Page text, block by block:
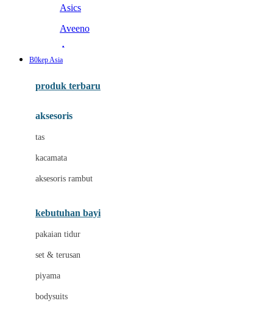
Asics
Aveeno
Awan
Baabaasheepz
Baby Dove
Baby Jogger
B0kep Asia
produk terbaru
aksesoris
tas
kacamata
aksesoris rambut
kebutuhan bayi
pakaian tidur
set & terusan
piyama
bodysuits